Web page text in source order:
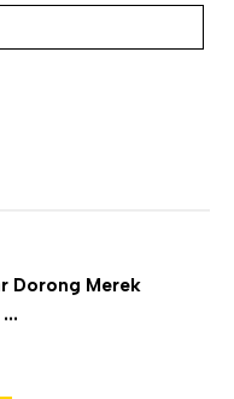
Dorong Merek